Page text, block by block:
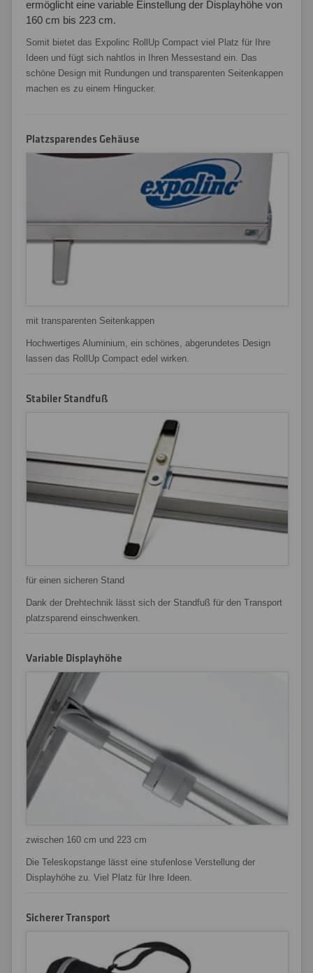
ermöglicht eine variable Einstellung der Displayhöhe von
160 cm bis 223 cm.
Somit bietet das Expolinc RollUp Compact viel Platz für Ihre
Ideen und fügt sich nahtlos in Ihren Messestand ein. Das
schöne Design mit Rundungen und transparenten Seitenkappen
machen es zu einem Hingucker.
Platzsparendes Gehäuse
mit transparenten Seitenkappen
Hochwertiges Aluminium, ein schönes, abgerundetes Design
lassen das RollUp Compact edel wirken.
Stabiler Standfuß
für einen sicheren Stand
Dank der Drehtechnik lässt sich der Standfuß für den Transport
platzsparend einschwenken.
Variable Displayhöhe
zwischen 160 cm und 223 cm
Die Teleskopstange lässt eine stufenlose Verstellung der
Displayhöhe zu. Viel Platz für Ihre Ideen.
Sicherer Transport